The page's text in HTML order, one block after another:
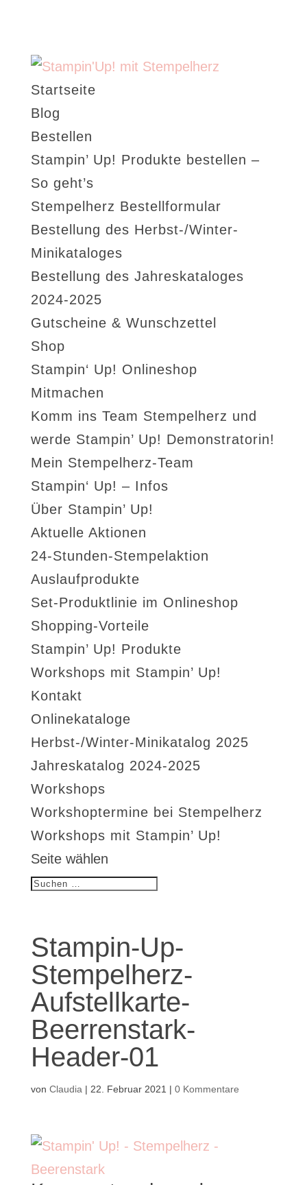
Startseite
Blog
Bestellen
Stampin’ Up! Produkte bestellen –
So geht’s
Stempelherz Bestellformular
Bestellung des Herbst-/Winter-
Minikataloges
Bestellung des Jahreskataloges
2024-2025
Gutscheine & Wunschzettel
Shop
Stampin‘ Up! Onlineshop
Mitmachen
Komm ins Team Stempelherz und
werde Stampin’ Up! Demonstratorin!
Mein Stempelherz-Team
Stampin‘ Up! – Infos
Über Stampin’ Up!
Aktuelle Aktionen
24-Stunden-Stempelaktion
Auslaufprodukte
Set-Produktlinie im Onlineshop
Shopping-Vorteile
Stampin’ Up! Produkte
Workshops mit Stampin’ Up!
Kontakt
Onlinekataloge
Herbst-/Winter-Minikatalog 2025
Jahreskatalog 2024-2025
Workshops
Workshoptermine bei Stempelherz
Workshops mit Stampin’ Up!
Seite wählen
Stampin-Up-
Stempelherz-
Aufstellkarte-
Beerrenstark-
Header-01
von Claudia | 22. Februar 2021 | 0 Kommentare